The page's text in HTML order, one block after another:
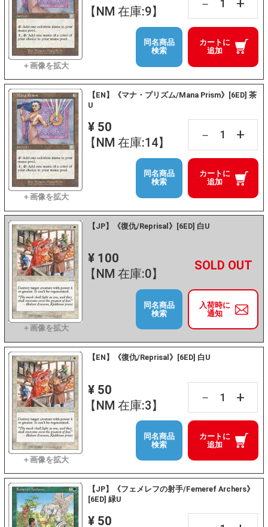
【NM 在庫:9】
－
カートに
追加
同名商品
検索
【EN】《マナ・プリズム/Mana Prism》[6ED] 茶
U
¥ 50
【NM 在庫:14】
－ +
カートに
追加
同名商品
検索
【JP】《復仇/Reprisal》[6ED] 白U
¥ 100
【NM 在庫:0】
－ +
入荷時に
通知
同名商品
検索
【EN】《復仇/Reprisal》[6ED] 白U
¥ 50
【NM 在庫:3】
－ +
カートに
追加
同名商品
検索
【JP】《フェメレフの射手/Femeref Archers》
[6ED] 緑U
¥ 50